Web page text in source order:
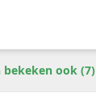
bekeken ook (7)